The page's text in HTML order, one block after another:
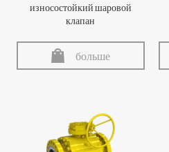
износостойкий шаровой
клапан
больше